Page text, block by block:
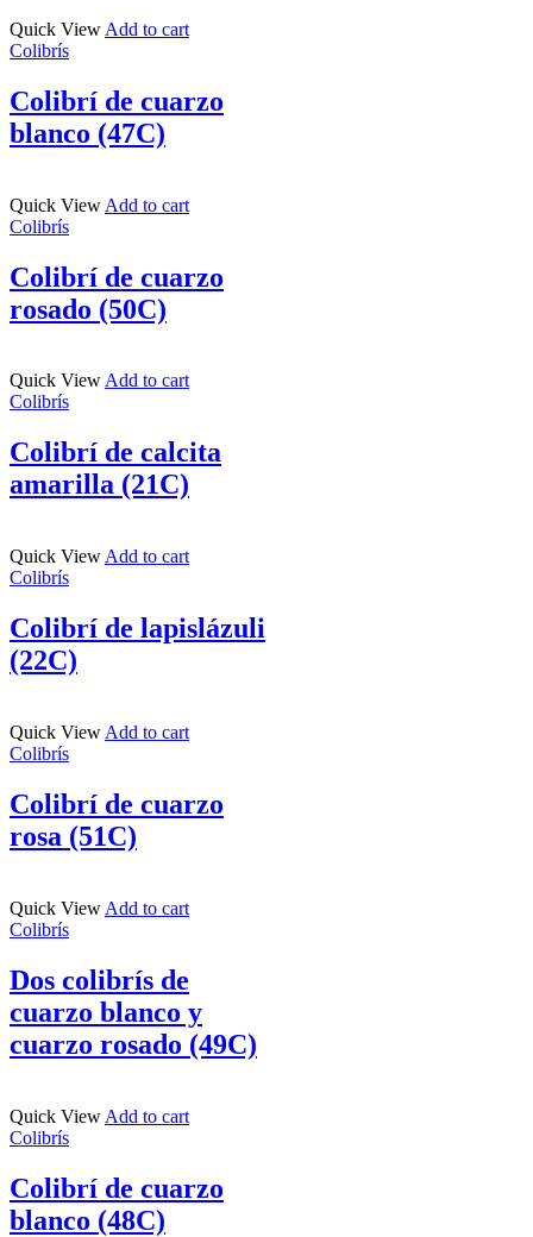
Quick View Add to cart
Colibrís
Colibrí de cuarzo
blanco (47C)
Quick View Add to cart
Colibrís
Colibrí de cuarzo
rosado (50C)
Quick ViewAdd to cart
Colibrís
Colibrí de calcita
amarilla (21C)
Quick View Add to cart
Colibrís
Colibrí de lapislázuli
(22C)
Quick View Add to cart
Colibrís
Colibrí de cuarzo
rosa (51C)
Quick View Add to cart
Colibrís
Dos colibrís de
cuarzo blanco y
cuarzo rosado (49C)
Quick View Add to cart
Colibrís
Colibrí de cuarzo
blanco (48C)